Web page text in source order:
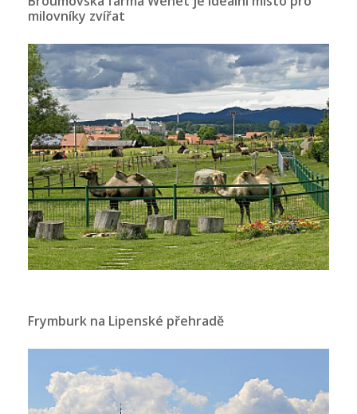
milovníky zvířat
Frymburk na Lipenské přehradě